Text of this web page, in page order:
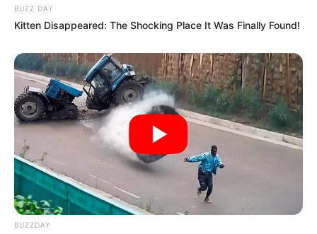
BUZZ DAY
Kitten Disappeared: The Shocking Place It Was Finally Found!
BUZZDAY